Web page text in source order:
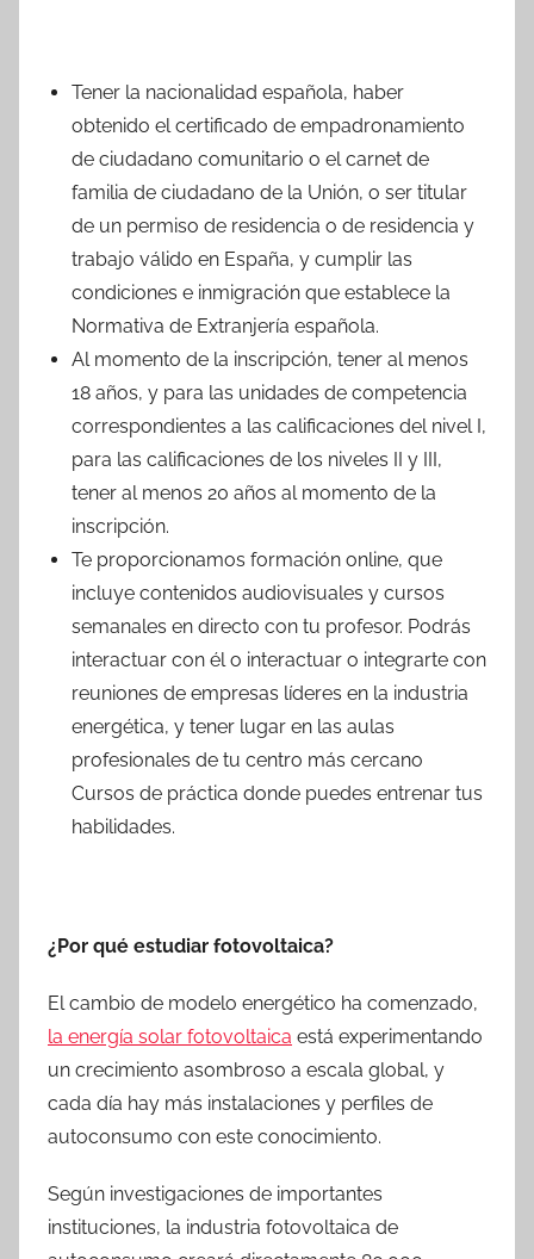
Tener la nacionalidad española, haber
obtenido el certificado de empadronamiento
de ciudadano comunitario o el carnet de
familia de ciudadano de la Unión, o ser titular
de un permiso de residencia o de residencia y
trabajo válido en España, y cumplir las
condiciones e inmigración que establece la
Normativa de Extranjería española.
Al momento de la inscripción, tener al menos
18 años, y para las unidades de competencia
correspondientes a las calificaciones del nivel I,
para las calificaciones de los niveles II y III,
tener al menos 20 años al momento de la
inscripción.
Te proporcionamos formación online, que
incluye contenidos audiovisuales y cursos
semanales en directo con tu profesor. Podrás
interactuar con él o interactuar o integrarte con
reuniones de empresas líderes en la industria
energética, y tener lugar en las aulas
profesionales de tu centro más cercano
Cursos de práctica donde puedes entrenar tus
habilidades.
¿Por qué estudiar fotovoltaica?
El cambio de modelo energético ha comenzado,
la energía solar fotovoltaica está experimentando
un crecimiento asombroso a escala global, y
cada día hay más instalaciones y perfiles de
autoconsumo con este conocimiento.
Según investigaciones de importantes
instituciones, la industria fotovoltaica de